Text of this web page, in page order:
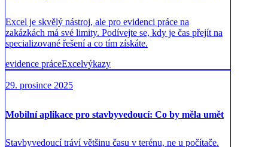
Excel je skvělý nástroj, ale pro evidenci práce na
zakázkách má své limity. Podívejte se, kdy je čas přejít na
specializované řešení a co tím získáte.
evidence práceExcelvýkazy
29. prosince 2025
Mobilní aplikace pro stavbyvedoucí: Co by měla umět
Stavbyvedoucí tráví většinu času v terénu, ne u počítače.